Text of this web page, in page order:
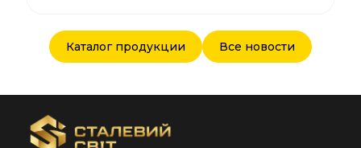
Каталог продукции Все новости